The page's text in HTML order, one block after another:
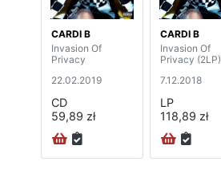
CARDI B
Invasion Of
Privacy
22.02.2019
CD
59,89 zł
CARDI B
Invasion Of
Privacy (2LP)
7.12.2018
LP
118,89 zł